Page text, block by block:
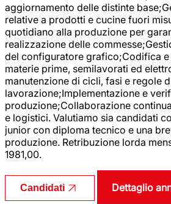
aggiornamento delle distinte
relative a prodotti e cucine fuori
quotidiano alla produzione per
realizzazione delle
del configuratore grafico;Codifica
materie prime, semilavorati ed
manutenzione di cicli, fasi e regole
lavorazione;Implementazione e
produzione;Collaborazione
e logistici. Valutiamo sia candidati
junior con diploma tecnico e una
produzione. Retribuzione lorda
1981,00.
Candidati Dettaglio